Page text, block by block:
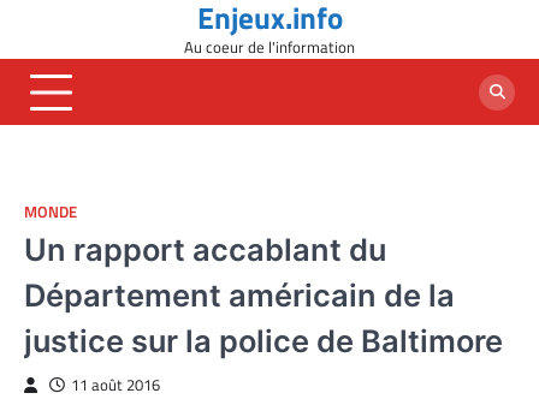
content
Enjeux.info
Au coeur de l'information
MONDE
Un rapport accablant du
Département américain de la
justice sur la police de Baltimore
11 août 2016